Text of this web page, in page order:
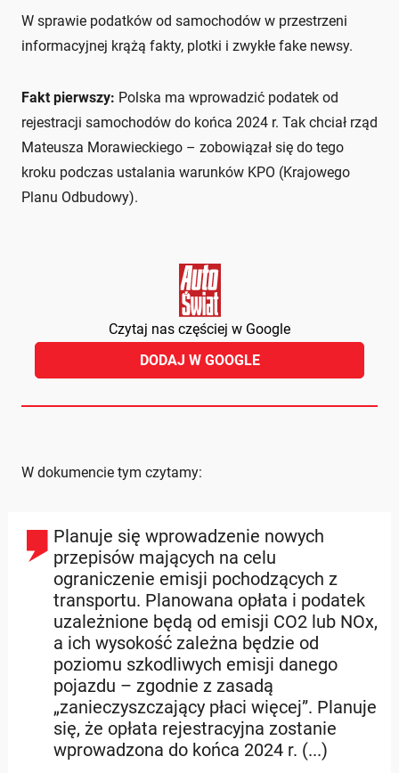
W sprawie podatków od samochodów w przestrzeni
informacyjnej krążą fakty, plotki i zwykłe fake newsy.
Fakt pierwszy: Polska ma wprowadzić podatek od
rejestracji samochodów do końca 2024 r. Tak chciał rząd
Mateusza Morawieckiego – zobowiązał się do tego
kroku podczas ustalania warunków KPO (Krajowego
Planu Odbudowy).
Czytaj nas częściej w Google
DODAJ W GOOGLE
W dokumencie tym czytamy:
Planuje się wprowadzenie nowych
przepisów mających na celu
ograniczenie emisji pochodzących z
transportu. Planowana opłata i podatek
uzależnione będą od emisji CO2 lub NOx,
a ich wysokość zależna będzie od
poziomu szkodliwych emisji danego
pojazdu – zgodnie z zasadą
„zanieczyszczający płaci więcej”. Planuje
się, że opłata rejestracyjna zostanie
wprowadzona do końca 2024 r. (...)